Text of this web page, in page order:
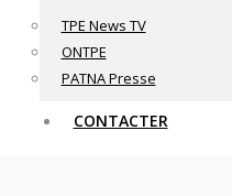
TPE News TV
ONTPE
PATNA Presse
CONTACTER